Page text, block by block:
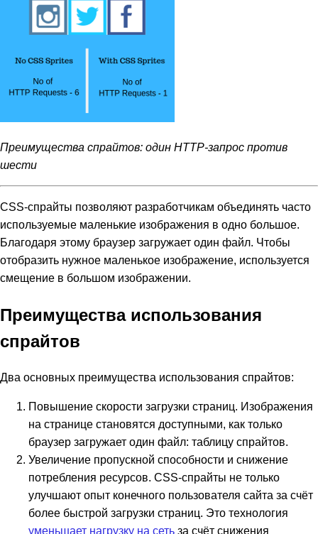
Преимущества спрайтов: один HTTP-запрос против
шести
CSS-спрайты позволяют разработчикам объединять часто
используемые маленькие изображения в одно большое.
Благодаря этому браузер загружает один файл. Чтобы
отобразить нужное маленькое изображение, используется
смещение в большом изображении.
Преимущества использования
спрайтов
Два основных преимущества использования спрайтов:
Повышение скорости загрузки страниц. Изображения
на странице становятся доступными, как только
браузер загружает один файл: таблицу спрайтов.
Увеличение пропускной способности и снижение
потребления ресурсов. CSS-спрайты не только
улучшают опыт конечного пользователя сайта за счёт
более быстрой загрузки страниц. Это технология
уменьшает нагрузку на сеть за счёт снижения